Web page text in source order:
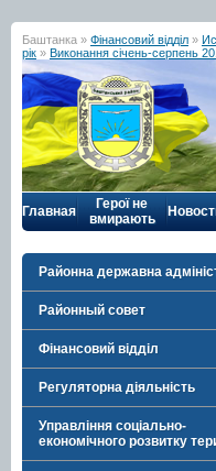
Баштанка » Фінансовий відділ »
рік » Виконання січень-серпень
Главная
Герої не
вмирають
Районна державна
Районный совет
Фінансовий відділ
Регуляторна діяльність
Управління соціально-
економічного розвитку